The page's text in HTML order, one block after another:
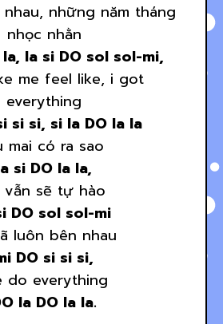
những năm tháng
nhọc nhằn
la si DO sol sol-mi,
me feel like, i got
everything
si si, si la DO la la
mai có ra sao
si DO la la,
vẫn sẽ tự hào
DO sol sol-mi
luôn bên nhau
DO si si si,
do everything
la DO la la.